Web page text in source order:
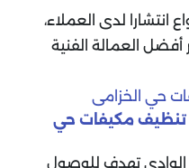
انتشارا لدى العملاء،
العمالة الفنية
حي الخزامى
تنظيف مكيفات حي
تهدف للوصول